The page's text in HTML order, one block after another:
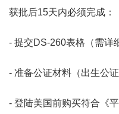
获批后15天内必须完成：
- 提交DS-260表格（需详
- 准备公证材料（出生公
- 登陆美国前购买符合《